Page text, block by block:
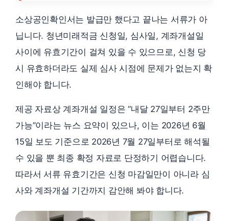
소상공인확인서는 발급만 했다고 끝나는 서류가 아
닙니다. 청년미래적금 신청일, 심사일, 계좌개설일
사이에 유효기간이 걸쳐 있을 수 있으므로, 신청 당
시 유효하더라도 실제 심사 시점에 문제가 없는지 확
인해야 합니다.
제공 자료상 계좌개설 일정은 “내달 27일부터 2주만
가능”이라는 뉴스 요약이 있으나, 이는 2026년 6월
15일 보도 기준으로 2026년 7월 27일부터로 해석될
수 있을 뿐 최종 확정 자료로 단정하기 어렵습니다.
따라서 서류 유효기간은 신청 마감일만이 아니라 심
사와 계좌개설 기간까지 감안해 봐야 합니다.